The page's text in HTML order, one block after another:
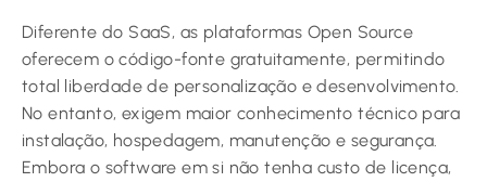
Diferente do SaaS, as plataformas Open Source
oferecem o código-fonte gratuitamente, permitindo
total liberdade de personalização e desenvolvimento.
No entanto, exigem maior conhecimento técnico para
instalação, hospedagem, manutenção e segurança.
Embora o software em si não tenha custo de licença,